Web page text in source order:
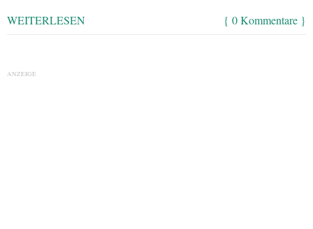
WEITERLESEN { 0 Kommentare }
ANZEIGE